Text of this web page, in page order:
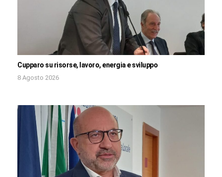
Cupparo su risorse, lavoro, energia e sviluppo
8 Agosto 2026